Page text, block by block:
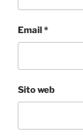
Email*
Sito web